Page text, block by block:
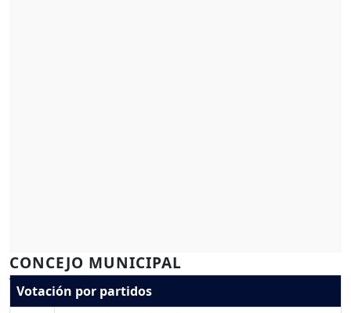
CONCEJO MUNICIPAL
Votación por partidos